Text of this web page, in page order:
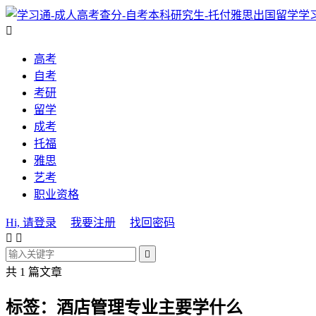
学

高考
自考
考研
留学
成考
托福
雅思
艺考
职业资格
Hi, 请登录 我要注册
找回密码
 

共 1 篇文章
标签：酒店管理专业主要学什么